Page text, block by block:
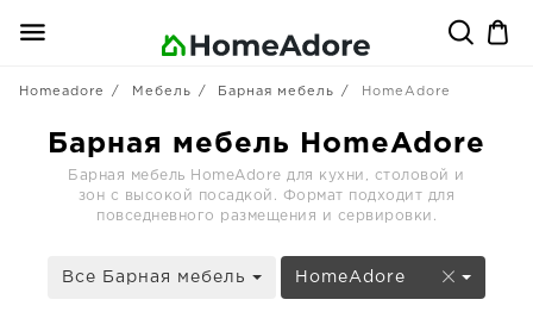
Homeadore Мебель Барная мебель HomeAdore
Барная мебель HomeAdore
Барная мебель HomeAdore для кухни, столовой и
зон с высокой посадкой. Формат подходит для
повседневного размещения и сервировки.
Все Барная мебель HomeAdore